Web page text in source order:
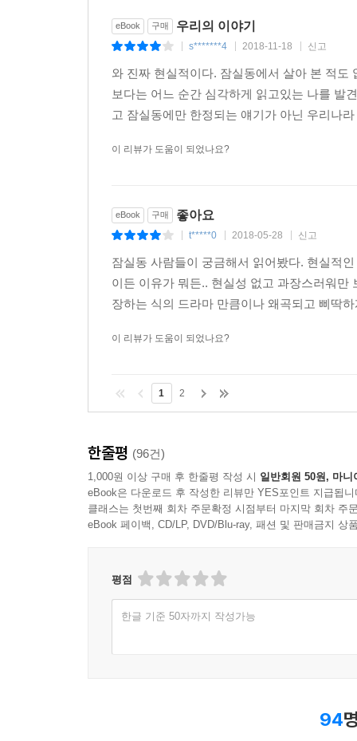
eBook 구매 우리의 이야기
s*******4 2018-11-18 신고
와 진짜 현실적이다. 잠실동에서 살아 본 적
보다는 어느 순간 심각하게 읽고있는 나를 발
고 잠실동에만 한정되는 얘기가 아닌 우리나
이 리뷰가 도움이 되었나요?
eBook 구매 좋아요
t*****0 2018-05-28 신고
잠실동 사람들이 궁금해서 읽어봤다. 현실적
이든 이유가 뭐든.. 현실성 없고 과장스러워
장하는 식의 드라마 만큼이나 왜곡되고 삐딱
이 리뷰가 도움이 되었나요?
1 2
한줄평 (96건)
1,000원 이상 구매 후 한줄평 작성 시 일반회원 50원, 마니
eBook은 다운로드 후 작성한 리뷰만 YES포인트 지급됩니
클래스는 첫번째 회차 주문확정 시점부터 마지막 회차 주
eBook 페이백, CD/LP, DVD/Blu-ray, 패션 및 판매금지 상
평점
한글 기준 50자까지 작성가능
94